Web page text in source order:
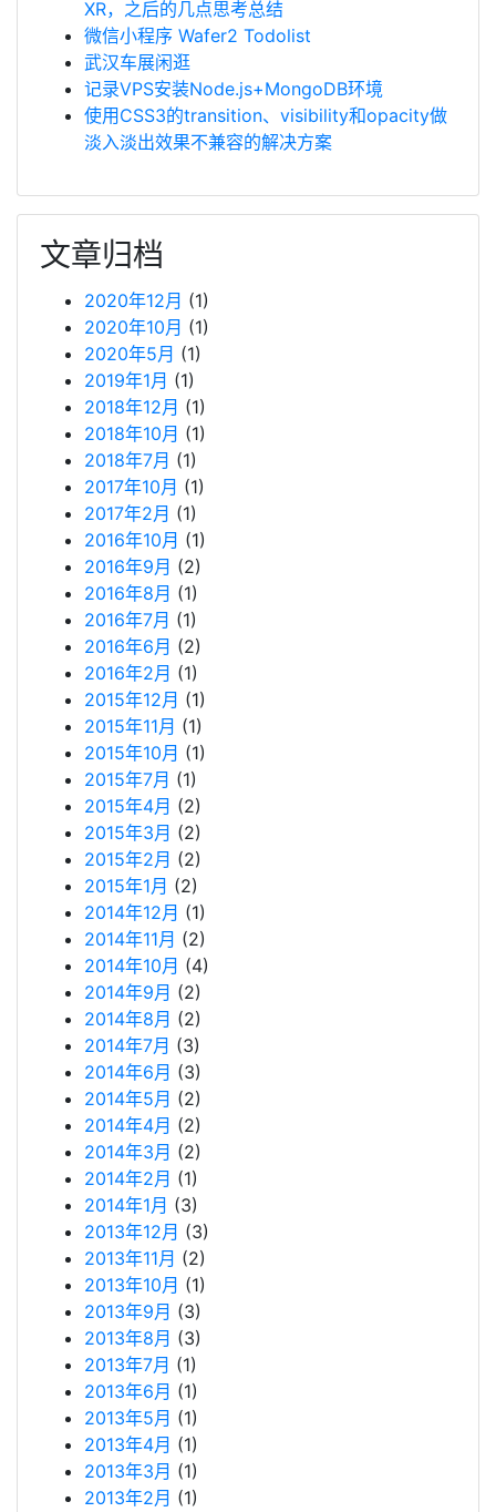
XR，之后的几点思考总结
微信小程序 Wafer2 Todolist
武汉车展闲逛
记录VPS安装Node.js+MongoDB环境
使用CSS3的transition、visibility和opacity做
淡入淡出效果不兼容的解决方案
文章归档
2020年12月 (1)
2020年10月 (1)
2020年5月 (1)
2019年1月 (1)
2018年12月 (1)
2018年10月 (1)
2018年7月 (1)
2017年10月 (1)
2017年2月 (1)
2016年10月 (1)
2016年9月 (2)
2016年8月 (1)
2016年7月 (1)
2016年6月 (2)
2016年2月 (1)
2015年12月 (1)
2015年11月 (1)
2015年10月 (1)
2015年7月 (1)
2015年4月 (2)
2015年3月 (2)
2015年2月 (2)
2015年1月 (2)
2014年12月 (1)
2014年11月 (2)
2014年10月 (4)
2014年9月 (2)
2014年8月 (2)
2014年7月 (3)
2014年6月 (3)
2014年5月 (2)
2014年4月 (2)
2014年3月 (2)
2014年2月 (1)
2014年1月 (3)
2013年12月 (3)
2013年11月 (2)
2013年10月 (1)
2013年9月 (3)
2013年8月 (3)
2013年7月 (1)
2013年6月 (1)
2013年5月 (1)
2013年4月 (1)
2013年3月 (1)
2013年2月 (1)